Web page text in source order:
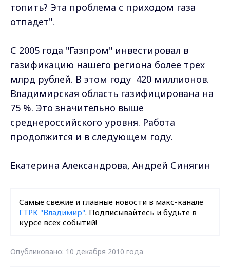
топить? Эта проблема с приходом газа
отпадет".
С 2005 года "Газпром" инвестировал в
газификацию нашего региона более трех
млрд рублей. В этом году 420 миллионов.
Владимирская область газифицирована на
75 %. Это значительно выше
среднероссийского уровня. Работа
продолжится и в следующем году.
Екатерина Александрова, Андрей Синягин
Самые свежие и главные новости в макс-канале
ГТРК "Владимир". Подписывайтесь и будьте в
курсе всех событий!
Опубликовано: 10 декабря 2010 года